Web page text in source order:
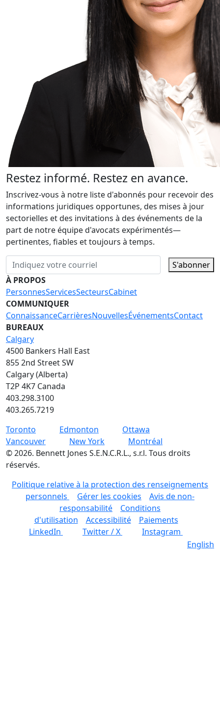
Restez informé. Restez en avance.
Inscrivez-vous à notre liste d'abonnés pour recevoir des
informations juridiques opportunes, des mises à jour
sectorielles et des invitations à des événements de la
part de notre équipe d'avocats expérimentés—
pertinentes, fiables et toujours à temps.
S'abonner
À PROPOS
PersonnesServicesSecteursCabinet
COMMUNIQUER
ConnaissanceCarrièresNouvellesÉvénementsContact
BUREAUX
Calgary
4500 Bankers Hall East
855 2nd Street SW
Calgary (Alberta)
T2P 4K7 Canada
403.298.3100
403.265.7219
Toronto
Edmonton
Ottawa
Vancouver
New York
Montréal
©2026. Bennett Jones S.E.N.C.R.L., s.r.l. Tous droits
réservés.
Politique relative à la protection des renseignements
personnels
Gérer les cookies
Avis de non-
responsabilité
Conditions
d'utilisation
Accessibilité
Paiements
LinkedIn
Twitter / X
Instagram
English